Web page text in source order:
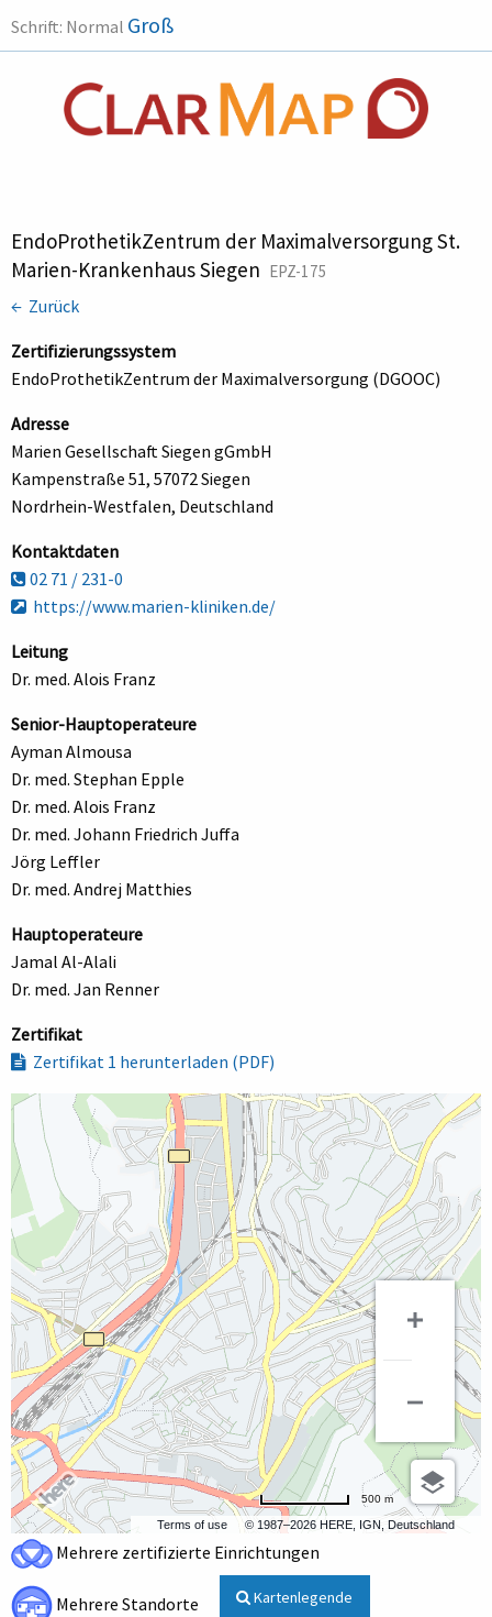
Schrift: Normal Groß
EndoProthetikZentrum der Maximalversorgung St.
Marien-Krankenhaus Siegen EPZ-175
← Zurück
Zertifizierungssystem
EndoProthetikZentrum der Maximalversorgung (DGOOC)
Adresse
Marien Gesellschaft Siegen gGmbH
Kampenstraße 51, 57072 Siegen
Nordrhein-Westfalen, Deutschland
Kontaktdaten
02 71 / 231-0
https://www.marien-kliniken.de/
Leitung
Dr. med. Alois Franz
Senior-Hauptoperateure
Ayman Almousa
Dr. med. Stephan Epple
Dr. med. Alois Franz
Dr. med. Johann Friedrich Juffa
Jörg Leffler
Dr. med. Andrej Matthies
Hauptoperateure
Jamal Al-Alali
Dr. med. Jan Renner
Zertifikat
Zertifikat 1 herunterladen (PDF)
Terms of use © 1987–2026 HERE, IGN, Deutschland
500 m
Mehrere zertifizierte Einrichtungen
Mehrere Standorte Kartenlegende